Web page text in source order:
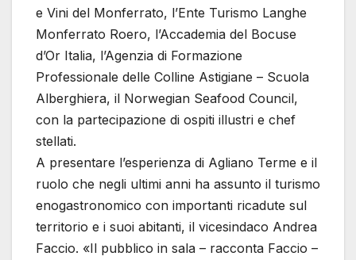
e Vini del Monferrato, l’Ente Turismo Langhe
Monferrato Roero, l’Accademia del Bocuse
d’Or Italia, l’Agenzia di Formazione
Professionale delle Colline Astigiane – Scuola
Alberghiera, il Norwegian Seafood Council,
con la partecipazione di ospiti illustri e chef
stellati.
A presentare l’esperienza di Agliano Terme e il
ruolo che negli ultimi anni ha assunto il turismo
enogastronomico con importanti ricadute sul
territorio e i suoi abitanti, il vicesindaco Andrea
Faccio. «Il pubblico in sala – racconta Faccio –